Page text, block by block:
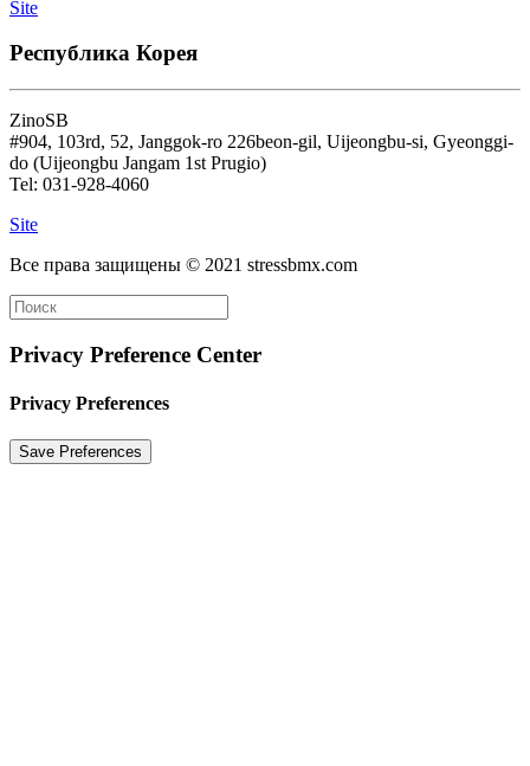
Site
Республика Корея
ZinoSB
#904, 103rd, 52, Janggok-ro 226beon-gil, Uijeongbu-si, Gyeonggi-
do (Uijeongbu Jangam 1st Prugio)
Tel: 031-928-4060
Site
Все права защищены © 2021 stressbmx.com
Privacy Preference Center
Privacy Preferences